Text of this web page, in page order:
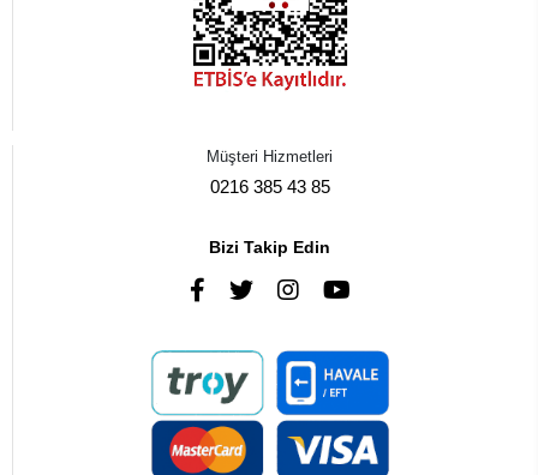
Müşteri Hizmetleri
0216 385 43 85
Bizi Takip Edin